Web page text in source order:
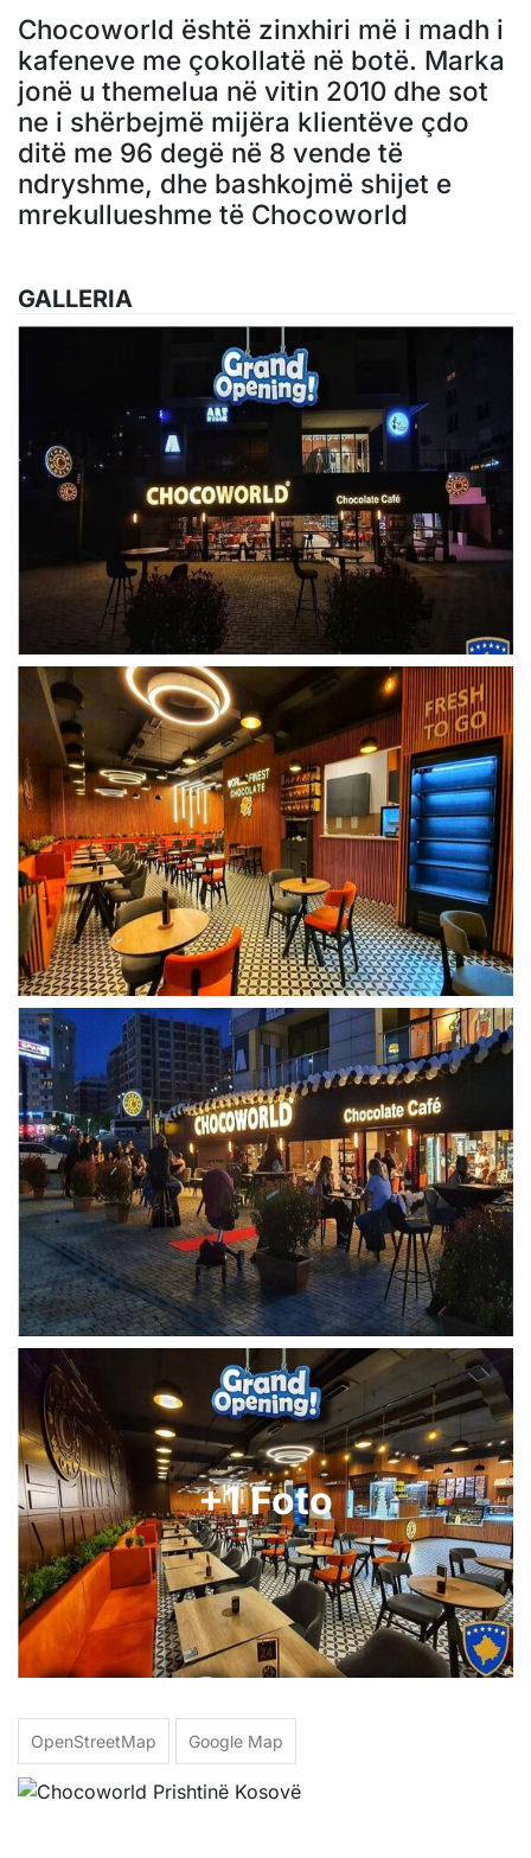
Chocoworld është zinxhiri më i madh i
kafeneve me çokollatë në botë. Marka
jonë u themelua në vitin 2010 dhe sot
ne i shërbejmë mijëra klientëve çdo
ditë me 96 degë në 8 vende të
ndryshme, dhe bashkojmë shijet e
mrekullueshme të Chocoworld
GALLERIA
+1 Foto
OpenStreetMap Google Map